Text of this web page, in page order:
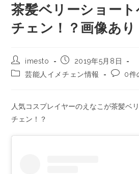
茶髪ベリーショー
チェン！？画像あり
imesto
2019年5月8日
芸能人イメチェン情報
0件
人気コスプレイヤーのえなこが茶髪ベ
チェン！？